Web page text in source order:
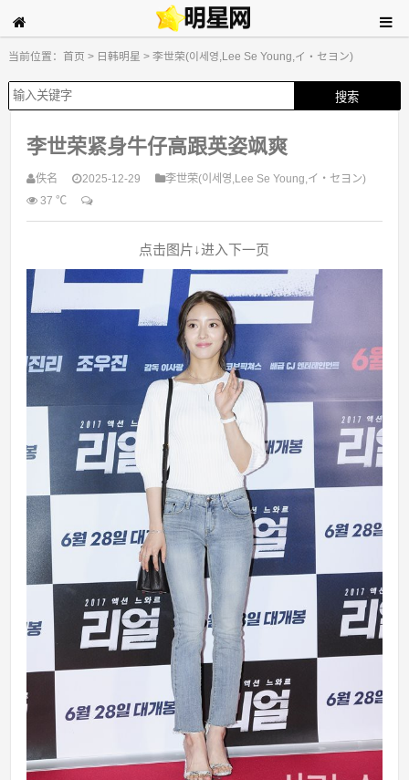
当前位置： 首页 > 日韩明星 > 李世荣(이세영,Lee Se Young,イ・セヨン)
李世荣紧身牛仔高跟英姿飒爽
佚名 2025-12-29
李世荣(이세영,Lee Se Young,イ・セヨン)
37 ℃
点击图片↓进入下一页